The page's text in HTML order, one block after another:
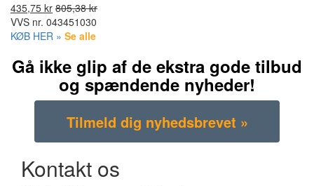
435,75 kr 805,38 kr
VVS nr. 043451030
KØB HER » Se alle
Gå ikke glip af de ekstra gode tilbud
og spændende nyheder!
Kontakt os